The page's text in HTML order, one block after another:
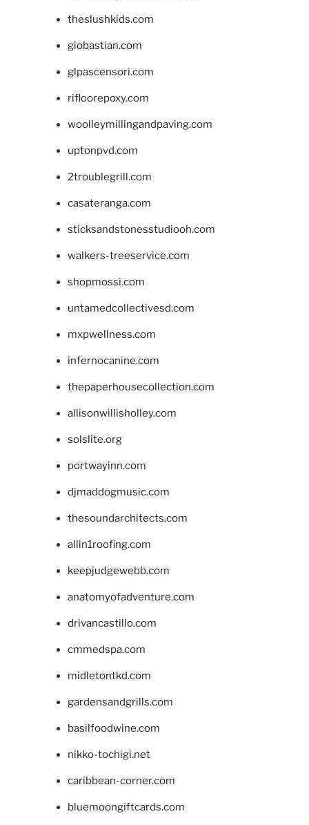
theslushkids.com
giobastian.com
glpascensori.com
rifloorepoxy.com
woolleymillingandpaving.com
uptonpvd.com
2troublegrill.com
casateranga.com
sticksandstonesstudiooh.com
walkers-treeservice.com
shopmossi.com
untamedcollectivesd.com
mxpwellness.com
infernocanine.com
thepaperhousecollection.com
allisonwillisholley.com
solslite.org
portwayinn.com
djmaddogmusic.com
thesoundarchitects.com
allin1roofing.com
keepjudgewebb.com
anatomyofadventure.com
drivancastillo.com
cmmedspa.com
midletontkd.com
gardensandgrills.com
basilfoodwine.com
nikko-tochigi.net
caribbean-corner.com
bluemoongiftcards.com